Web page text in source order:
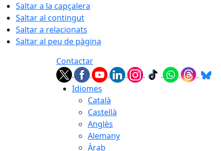
Saltar a la capçalera
Saltar al contingut
Saltar a relacionats
Saltar al peu de pàgina
Contactar
Idiomes
Català
Castellà
Anglès
Alemany
Àrab